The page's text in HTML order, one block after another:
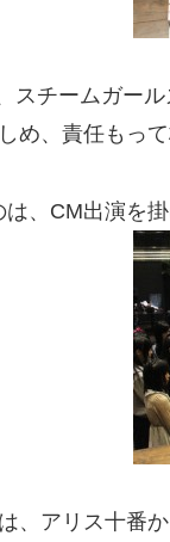
スチームガール
め、責任もって
、CM出演を掛
、アリス十番か